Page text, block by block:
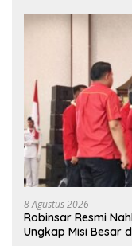
8 Agustus 2026
Robinsar Resmi
Ungkap Misi Besar